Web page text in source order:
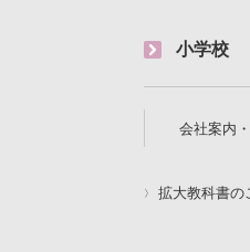
小学校
会社案内
拡大教科書の